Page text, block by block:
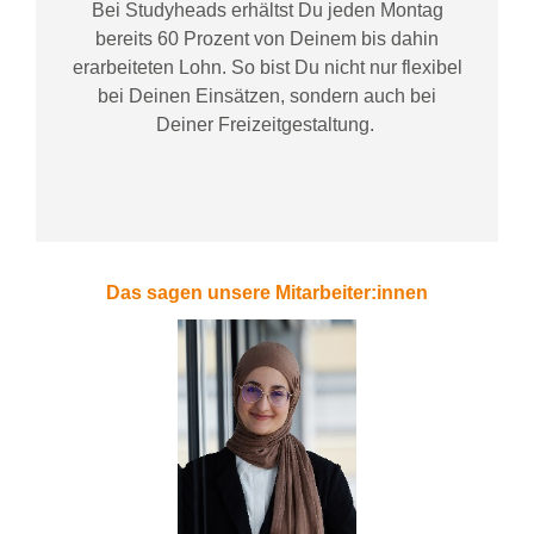
Bei Studyheadserhältst Du jeden Montag
bereits 60 Prozent von Deinem bis dahin
erarbeiteten Lohn. So bist Du nicht nur flexibel
bei Deinen Einsätzen, sondern auch bei
DeinerFreizeitgestaltung.
Das sagen unsere Mitarbeiter:innen